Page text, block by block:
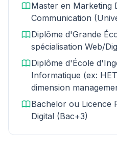
Master en Marketing
Communication
Diplôme d'Grande
spécialisation Web/
Diplôme d'École
Informatique (ex:
dimension
Bachelor ou Licence
Digital (Bac+3)